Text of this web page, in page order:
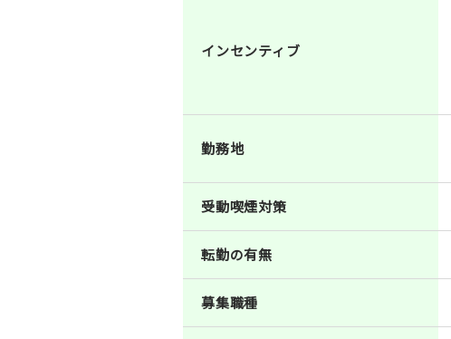
インセンティブ
勤務地
受動喫煙対策
転勤の有無
募集職種